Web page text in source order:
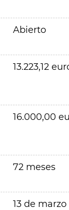
Abierto
13.223,12
16.000,00
72 meses
13 de marzo